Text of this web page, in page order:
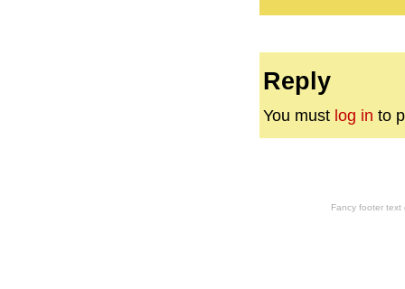
Reply
You must log in to
Fancy footer